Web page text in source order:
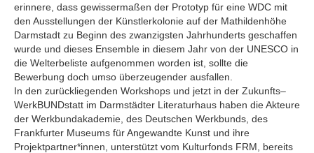
erinnere, dass gewissermaßen der Prototyp für eine WDC mit
den Ausstellungen der Künstlerkolonie auf der Mathildenhöhe
Darmstadt zu Beginn des zwanzigsten Jahrhunderts geschaffen
wurde und dieses Ensemble in diesem Jahr von der UNESCO in
die Welterbeliste aufgenommen worden ist, sollte die
Bewerbung doch umso überzeugender ausfallen.
In den zurückliegenden Workshops und jetzt in der Zukunfts–
WerkBUNDstatt im Darmstädter Literaturhaus haben die Akteure
der Werkbundakademie, des Deutschen Werkbunds, des
Frankfurter Museums für Angewandte Kunst und ihre
Projektpartner*innen, unterstützt vom Kulturfonds FRM, bereits